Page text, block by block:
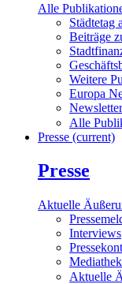
Alle
Städtetag
Beiträge
Weitere
Europa
Newsletter
Alle
Presse (current)
Presse
Aktuelle
Interviews
Mediathek
Aktuelle